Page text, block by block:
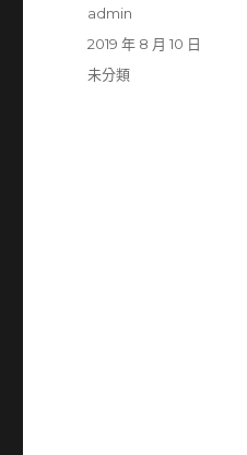
作
admin
發
佈
2019 年 8 月 10 日
分
未分類